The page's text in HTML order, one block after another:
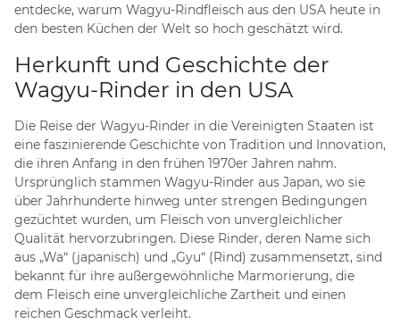
entdecke, warum Wagyu-Rindfleisch aus den USA heute in
den besten Küchen der Welt so hoch geschätzt wird.
Herkunft und Geschichte der
Wagyu-Rinder in den USA
Die Reise der Wagyu-Rinder in die Vereinigten Staaten ist
eine faszinierende Geschichte von Tradition und Innovation,
die ihren Anfang in den frühen 1970er Jahren nahm.
Ursprünglich stammen Wagyu-Rinder aus Japan, wo sie
über Jahrhunderte hinweg unter strengen Bedingungen
gezüchtet wurden, um Fleisch von unvergleichlicher
Qualität hervorzubringen. Diese Rinder, deren Name sich
aus „Wa“ (japanisch) und „Gyu“ (Rind) zusammensetzt, sind
bekannt für ihre außergewöhnliche Marmorierung, die
dem Fleisch eine unvergleichliche Zartheit und einen
reichen Geschmack verleiht.